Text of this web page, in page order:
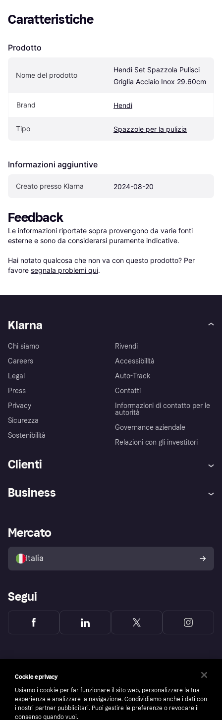
Caratteristiche
Prodotto
Nome del prodotto
Hendi Set Spazzola Pulisci
Griglia Acciaio Inox 29.60cm
Brand Hendi
Tipo Spazzole per la pulizia
Informazioni aggiuntive
Creato presso Klarna 2024-08-20
Feedback
Le informazioni riportate sopra provengono da varie fonti
esterne e sono da considerarsi puramente indicative.
Hai notato qualcosa che non va con questo prodotto? Per
favore segnala problemi qui.
Klarna
Chi siamo
Careers
Legal
Press
Privacy
Sicurezza
Sostenibilità
Rivendi
Accessibilità
Auto-Track
Contatti
Informazioni di contatto per le
autorità
Governance aziendale
Relazioni con gli investitori
Clienti
Assistenza
Esplora i negozi
Politica di protezione
dell'acquirente Klarna
Business
Accesso aziende
Mercato
Italia
Segui
Cookie e privacy
Usiamo i cookie per far funzionare il sito web, personalizzare la tua
esperienza e analizzare la navigazione. Condividiamo anche i dati con
i nostri partner pubblicitari. Puoi gestire le preferenze o revocare il
consenso quando vuoi.